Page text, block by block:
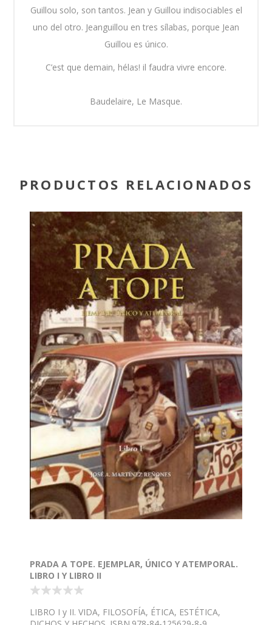
Guillou solo, son tantos. Jean y Guillou indisociables el
uno del otro. Jeanguillou en tres sílabas, porque Jean
Guillou es único.
C’est que demain, hélas! il faudra vivre encore.
Baudelaire, Le Masque.
PRODUCTOS RELACIONADOS
PRADA A TOPE. EJEMPLAR, ÚNICO Y ATEMPORAL.
LIBRO I Y LIBRO II
LIBRO I y II. VIDA, FILOSOFÍA, ÉTICA, ESTÉTICA,